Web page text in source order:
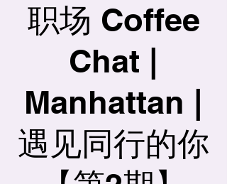
职场 Coffee
Chat |
Manhattan |
遇见同行的你